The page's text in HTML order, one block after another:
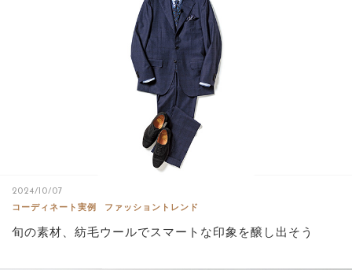
2024/10/07
コーディネート実例
ファッショントレンド
旬の素材、紡毛ウールでスマートな印象を醸し出そう